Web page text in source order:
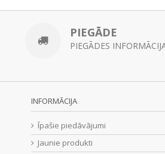
PIEGĀDE
PIEGĀDES
INFORMĀCIJA
Īpašie piedāvājumi
Jaunie produkti